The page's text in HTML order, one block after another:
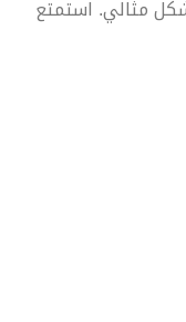
مثالي. استمتع